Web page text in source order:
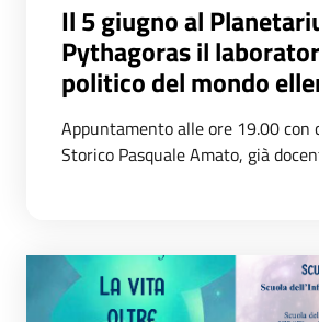
Il 5 giugno al
Pythagoras il
politico del mondo
Appuntamento alle ore 19.00 con
Storico Pasquale Amato, già